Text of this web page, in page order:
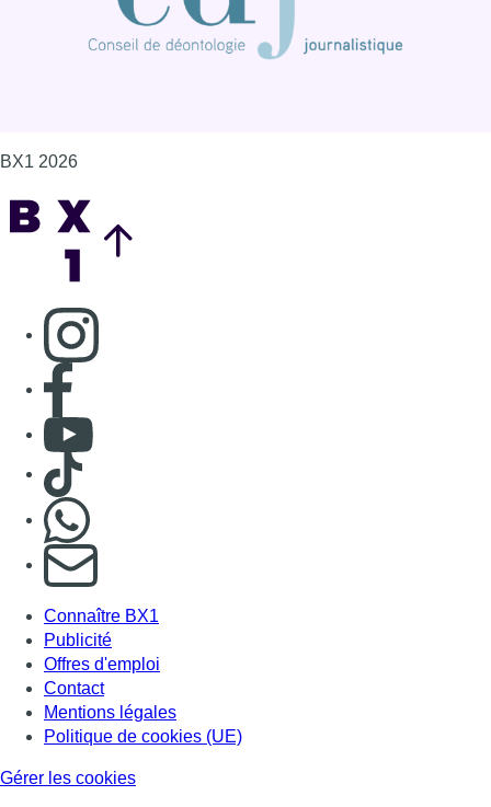
BX1 2026
Consulter page Instagram
Consulter page Facebook
Consulter Youtube
Consulter TikTok
S'abonner à notre newsletter
Connaître BX1
Publicité
Offres d'emploi
Contact
Mentions légales
Politique de cookies (UE)
Gérer les cookies